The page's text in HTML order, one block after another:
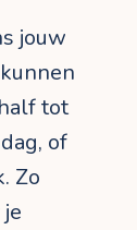
jouw
tot
of
Zo